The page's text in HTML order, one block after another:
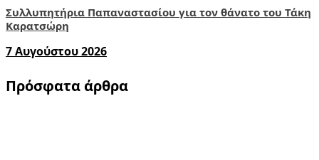
Συλλυπητήρια Παπαναστασίου για τον θάνατο του Τάκη
Καρατσώρη
7 Αυγούστου 2026
Πρόσφατα άρθρα